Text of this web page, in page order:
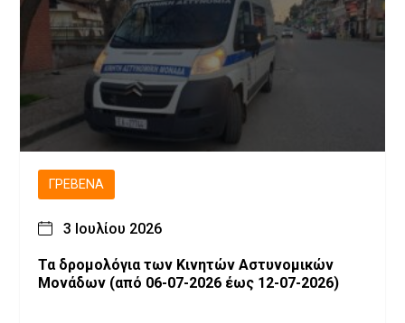
ΓΡΕΒΕΝΆ
3 Ιουλίου 2026
Τα δρομολόγια των Κινητών Αστυνομικών
Μονάδων (από 06-07-2026 έως 12-07-2026)